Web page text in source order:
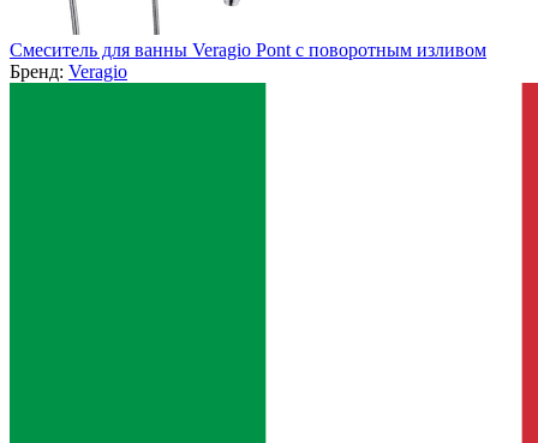
Смеситель для ванны Veragio Pont с поворотным изливом
Бренд: Veragio